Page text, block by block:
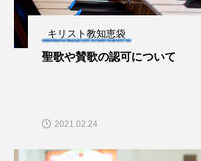
キリスト教知恵袋
聖歌や賛歌の認可について
2021.02.24